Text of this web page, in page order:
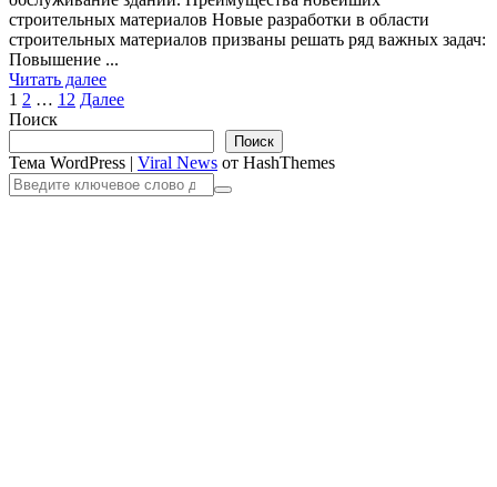
строительных материалов Новые разработки в области
строительных материалов призваны решать ряд важных задач:
Повышение ...
Читать далее
Пагинация
записей
1 2 … 12 Далее
Поиск
Поиск
Тема WordPress | Viral News от HashThemes